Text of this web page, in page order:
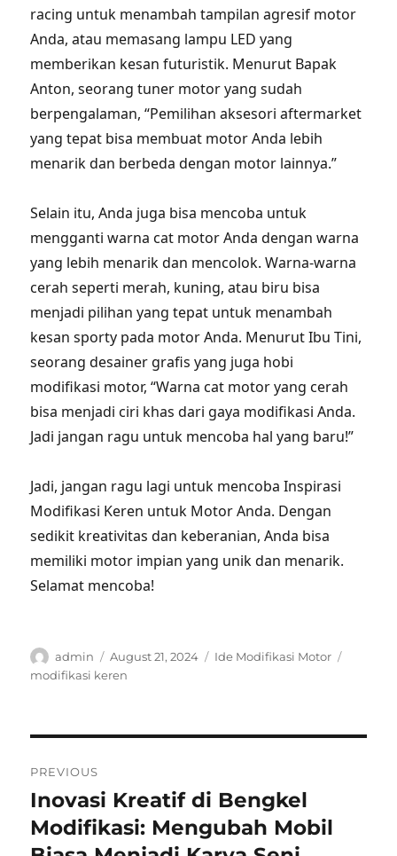
racing untuk menambah tampilan agresif motor
Anda, atau memasang lampu LED yang
memberikan kesan futuristik. Menurut Bapak
Anton, seorang tuner motor yang sudah
berpengalaman, “Pemilihan aksesori aftermarket
yang tepat bisa membuat motor Anda lebih
menarik dan berbeda dengan motor lainnya.”
Selain itu, Anda juga bisa mencoba untuk
mengganti warna cat motor Anda dengan warna
yang lebih menarik dan mencolok. Warna-warna
cerah seperti merah, kuning, atau biru bisa
menjadi pilihan yang tepat untuk menambah
kesan sporty pada motor Anda. Menurut Ibu Tini,
seorang desainer grafis yang juga hobi
modifikasi motor, “Warna cat motor yang cerah
bisa menjadi ciri khas dari gaya modifikasi Anda.
Jadi jangan ragu untuk mencoba hal yang baru!”
Jadi, jangan ragu lagi untuk mencoba Inspirasi
Modifikasi Keren untuk Motor Anda. Dengan
sedikit kreativitas dan keberanian, Anda bisa
memiliki motor impian yang unik dan menarik.
Selamat mencoba!
Author
admin
Posted
on
August 21, 2024 Categories
Ide Modifikasi Motor
modifikasi keren
navigation
PREVIOUS
Previous
post:
Inovasi Kreatif di Bengkel
Modifikasi: Mengubah Mobil